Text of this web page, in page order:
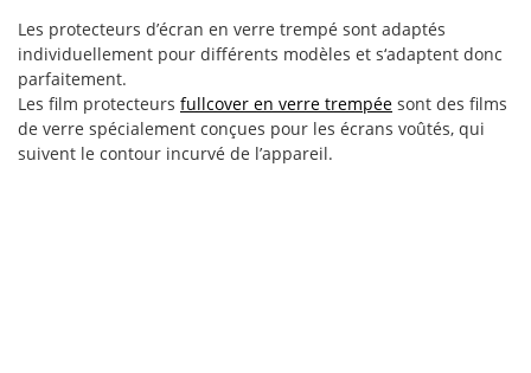
Les protecteurs d’écran en verre trempé sont adaptés
individuellement pour différents modèles et s‘adaptent donc
parfaitement.
Les film protecteurs fullcover en verre trempée sont des films
de verre spécialement conçues pour les écrans voûtés, qui
suivent le contour incurvé de l’appareil.